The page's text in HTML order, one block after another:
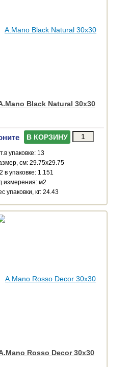
Black Natural 30x30
В КОРЗИНУ
упаковке: 13
см: 29.75x29.75
в упаковке: 1.151
м2
упаковки, кг: 24.43
Rosso Decor 30x30